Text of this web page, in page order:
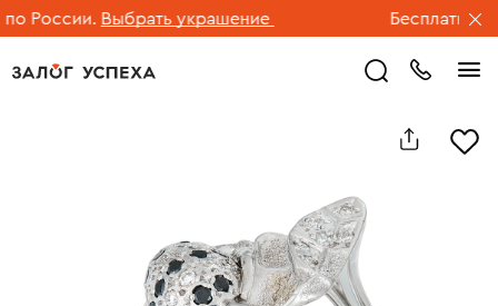
России. Выбрать украшение Бесплатная